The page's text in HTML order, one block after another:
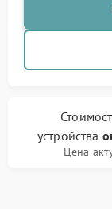
устройства
Цена